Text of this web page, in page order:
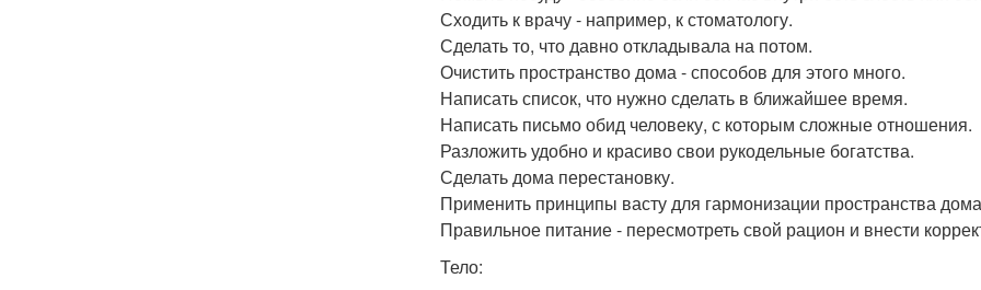
Сходить к врачу - например, к стоматологу.
Сделать то, что давно откладывала на потом.
Очистить пространство дома - способов для этого много.
Написать список, что нужно сделать в ближайшее время.
Написать письмо обид человеку, с которым сложные отношения.
Разложить удобно и красиво свои рукодельные богатства.
Сделать дома перестановку.
Применить принципы васту для гармонизации пространства
Правильное питание - пересмотреть свой рацион и внести
Тело: